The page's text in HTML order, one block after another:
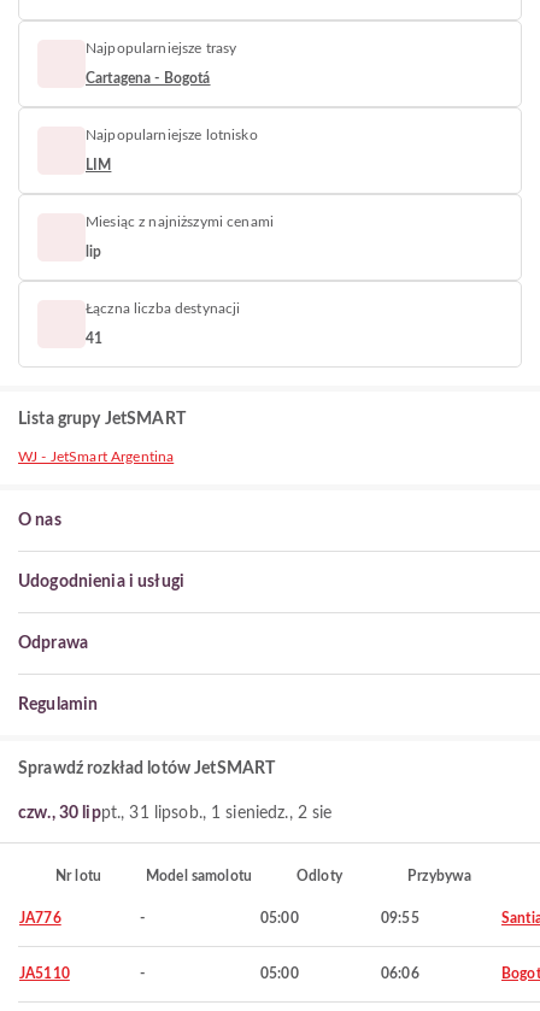
Najpopularniejsze trasy
Cartagena - Bogotá
Najpopularniejsze lotnisko
LIM
Miesiąc z najniższymi cenami
lip
Łączna liczba destynacji
41
Lista grupy JetSMART
WJ - JetSmart Argentina
O nas
Udogodnienia i usługi
Odprawa
Regulamin
Sprawdź rozkład lotów JetSMART
czw., 30 lippt., 31 lipsob., 1 sieniedz., 2 sie
Nr lotu Model samolotu Odloty Przybywa
JA776 - 05:00 09:55
JA5110 - 05:00 06:06